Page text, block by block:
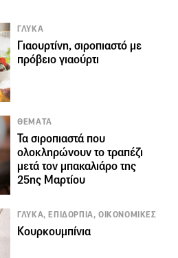
ΓΛΥΚΑ
Γιαουρτίνη, σιροπιαστό με
πρόβειο γιαούρτι
ΘΕΜΑΤΑ
Τα σιροπιαστά που
ολοκληρώνουν το τραπέζι
μετά τον μπακαλιάρο της
25ης Μαρτίου
ΓΛΥΚΑ, ΕΠΙΔΟΡΠΙΑ, ΟΙΚΟΝΟΜΙΚΕΣ
Κουρκουμπίνια